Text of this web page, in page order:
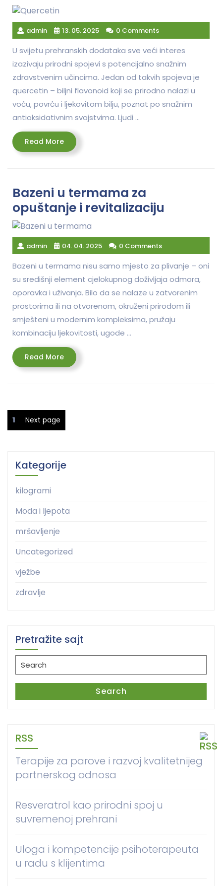
admin 13. 05. 2025 0 Comments
U svijetu prehranskih dodataka sve veći interes
izazivaju prirodni spojevi s potencijalno snažnim
zdravstvenim učincima. Jedan od takvih spojeva je
quercetin – biljni flavonoid koji se prirodno nalazi u
voću, povrću i ljekovitom bilju, poznat po snažnim
antioksidativnim svojstvima. Ljudi …
Read MoreRead
More
Bazeni u termama za
opuštanje i revitalizaciju
admin 04. 04. 2025 0 Comments
Bazeni u termama nisu samo mjesto za plivanje – oni
su središnji element cjelokupnog doživljaja odmora,
oporavka i uživanja. Bilo da se nalaze u zatvorenim
prostorima ili na otvorenom, okruženi prirodom ili
smješteni u modernim kompleksima, pružaju
kombinaciju ljekovitosti, ugode …
Read MoreRead
More
Navigacija
objava
Page
1 Next page
Kategorije
kilogrami
Moda i ljepota
mršavljenje
Uncategorized
vježbe
zdravlje
Pretražite sajt
Search
for:
Search
RSS
Terapije za parove i razvoj kvalitetnijeg
partnerskog odnosa
Resveratrol kao prirodni spoj u
suvremenoj prehrani
Uloga i kompetencije psihoterapeuta
u radu s klijentima